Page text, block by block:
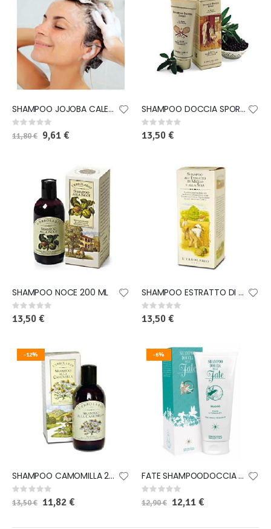
SHAMPOO JOJOBA CALENDULA 200 ML
Rating:
0%
11,80 € Special
Price
9,61 €
SHAMPOO DOCCIA SPORT 200 ML
Rating:
0%
13,50 €
SHAMPOO NOCE 200 ML
Rating:
0%
13,50 €
SHAMPOO ESTRATTO DI MIGLIO E SOJA 200 ML
Rating:
0%
13,50 €
-12%
SHAMPOO CAMOMILLA 200ML
Rating:
0%
13,50 € Special
Price
11,82 €
-6%
FATE SHAMPOODOCCIA 200 ML
Rating:
0%
12,90 € Special
Price
12,11 €